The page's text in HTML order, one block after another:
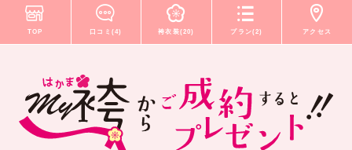
TOP 口コミ(4) 袴衣装(20) プラン(2) アクセス